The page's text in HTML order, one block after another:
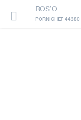

ROS’O
PORNICHET 44380